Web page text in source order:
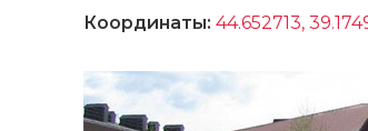
Координаты: 44.652713,